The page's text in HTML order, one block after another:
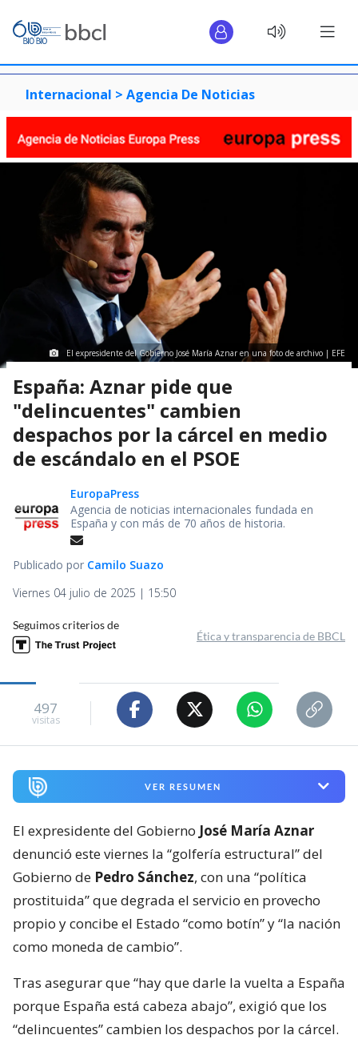
Internacional > Agencia De Noticias
El expresidente del Gobierno José María Aznar en una foto de archivo | EFE
España: Aznar pide que
"delincuentes" cambien
despachos por la cárcel en medio
de escándalo en el PSOE
EuropaPress
Agencia de noticias internacionales fundada en
España y con más de 70 años de historia.
Publicado por Camilo Suazo
Viernes 04 julio de 2025 | 15:50
Seguimos criterios de
Ética y transparencia de BBCL
497
visitas
VER RESUMEN
El expresidente del Gobierno José María Aznar
denunció este viernes la “golfería estructural” del
Gobierno de Pedro Sánchez, con una “política
prostituida” que degrada el servicio en provecho
propio y concibe el Estado “como botín” y “la nación
como moneda de cambio”.
Tras asegurar que “hay que darle la vuelta a España
porque España está cabeza abajo”, exigió que los
“delincuentes” cambien los despachos por la cárcel.